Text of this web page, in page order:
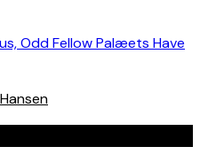
Odd Fellow Palæets Have